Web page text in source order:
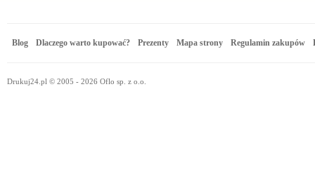
Blog Dlaczego warto kupować? Prezenty Mapa strony Regulamin zakupów
Drukuj24.pl © 2005 - 2026 Oflo sp. z o.o.